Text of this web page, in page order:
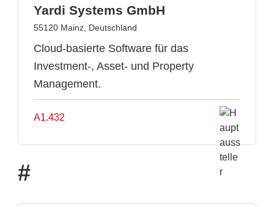
Yardi Systems GmbH
55120 Mainz, Deutschland
Cloud-basierte Software für das
Investment-, Asset- und Property
Management.
A1.432
#